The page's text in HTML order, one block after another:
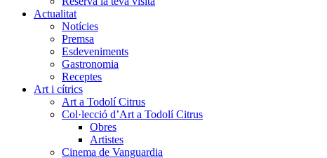
Actualitat
Notícies
Premsa
Esdeveniments
Gastronomia
Receptes
Art i cítrics
Art a Todolí Citrus
Col·lecció d’Art a Todolí Citrus
Obres
Artistes
Cinema de Vanguardia